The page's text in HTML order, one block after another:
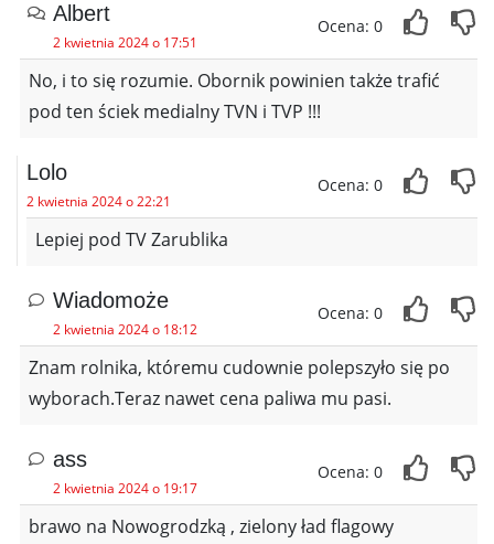
Albert
2 kwietnia 2024 o 17:51
Ocena: 0
No, i to się rozumie. Obornik powinien także trafić
pod ten ściek medialny TVN i TVP !!!
Lolo
2 kwietnia 2024 o 22:21
Ocena: 0
Lepiej pod TV Zarublika
Wiadomoże
2 kwietnia 2024 o 18:12
Ocena: 0
Znam rolnika, któremu cudownie polepszyło się po
wyborach.Teraz nawet cena paliwa mu pasi.
ass
2 kwietnia 2024 o 19:17
Ocena: 0
brawo na Nowogrodzką , zielony ład flagowy